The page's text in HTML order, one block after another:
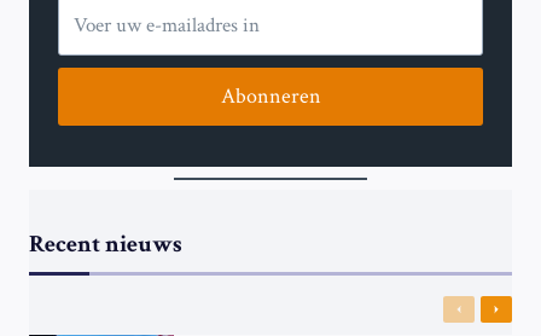
Abonneren
Recent nieuws
Previous
Next